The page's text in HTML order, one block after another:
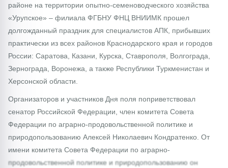
районе на территории опытно-семеноводческого хозяйства
«Урупское» – филиала ФГБНУ ФНЦ ВНИИМК прошел
долгожданный праздник для специалистов АПК, прибывших
практически из всех районов Краснодарского края и городов
России: Саратова, Казани, Курска, Ставрополя, Волгограда,
Зернограда, Воронежа, а также Республики Туркменистан и
Херсонской области.
Организаторов и участников Дня поля поприветствовал
сенатор Российской Федерации, член комитета Совета
Федерации по аграрно-продовольственной политике и
природопользованию Алексей Николаевич Кондратенко. От
имени комитета Совета Федерации по аграрно-
продовольственной политике и природопользованию он